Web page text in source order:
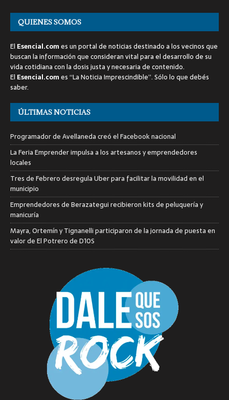
QUIENES SOMOS
El Esencial.comes un portal de noticias destinado a los vecinos que
buscan la información que consideran vital para el desarrollo de su
vida cotidiana con la dosis justa y necesaria de contenido.
El Esencial.comes “La Noticia Imprescindible”. Sólo lo que debés
saber.
ÚLTIMAS NOTICIAS
Programador de Avellaneda creó el Facebook nacional
La Feria Emprender impulsa a los artesanos y emprendedores
locales
Tres de Febrero desregula Uber para facilitar la movilidad en el
municipio
Emprendedores de Berazategui recibieron kits de peluquería y
manicuría
Mayra, Ortemín y Tignanelli participaron de la jornada de puesta en
valor de El Potrero de D10S